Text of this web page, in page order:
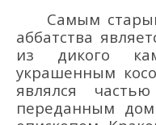
Самым
аббатства
из дикого
украшенным
являлся
переданным